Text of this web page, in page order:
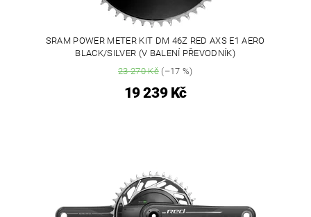
SRAM POWER METER KIT DM 46Z RED AXS E1 AERO
BLACK/SILVER (V BALENÍ PŘEVODNÍK)
23 270 Kč(–17 %)
19 239 Kč